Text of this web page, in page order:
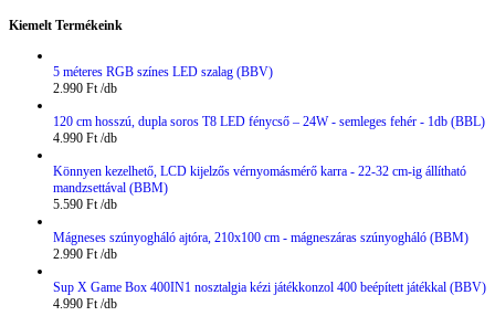
Kiemelt Termékeink
5 méteres RGB színes LED szalag (BBV)
2.990 Ft
120 cm hosszú, dupla soros T8 LED fénycső – 24W - semleges fehér - 1db (BBL)
4.990 Ft
Könnyen kezelhető, LCD kijelzős vérnyomásmérő karra - 22-32 cm-ig állítható
mandzsettával (BBM)
5.590 Ft
Mágneses szúnyogháló ajtóra, 210x100 cm - mágneszáras szúnyogháló (BBM)
2.990 Ft
Sup X Game Box 400IN1 nosztalgia kézi játékkonzol 400 beépített játékkal (BBV)
4.990 Ft